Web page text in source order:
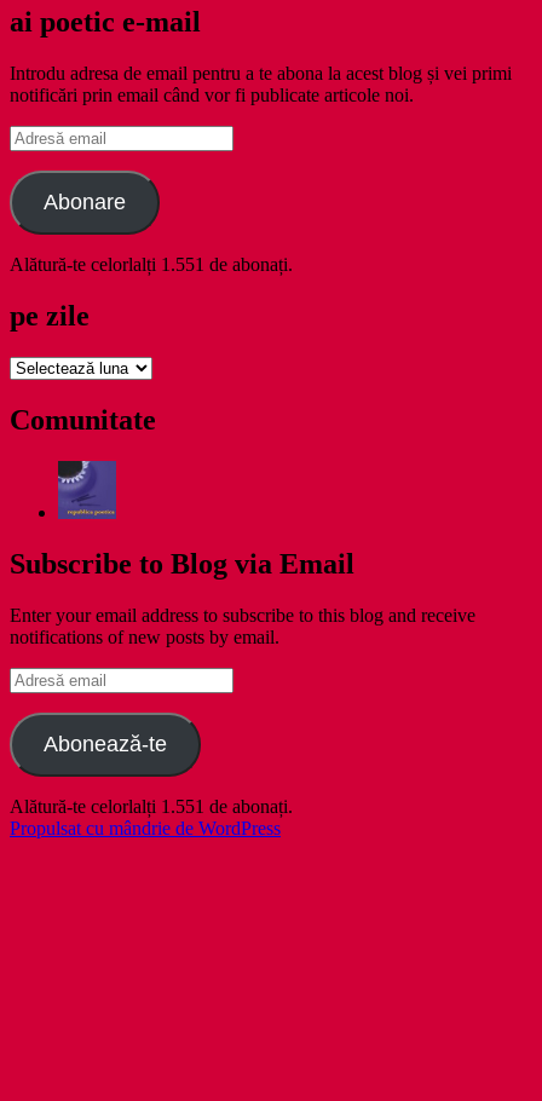
ai poetic e-mail
Introdu adresa de email pentru a te abona la acest blog și vei primi
notificări prin email când vor fi publicate articole noi.
Adresă
email
Abonare
Alătură-te celorlalți 1.551 de abonați.
pe zile
pe
Comunitate
Subscribe to Blog via Email
Enter your email address to subscribe to this blog and receive
notifications of new posts by email.
Adresă
email
Abonează-te
Alătură-te celorlalți 1.551 de abonați.
Propulsat cu mândrie de WordPress